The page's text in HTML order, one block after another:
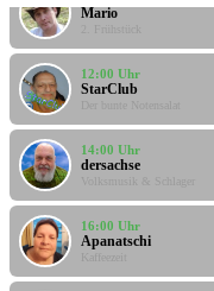
2. Frühstück
StarClub
Der bunte Notensalat
dersachse
Volksmusik & Schlager
Apanatschi
Kaffeezeit